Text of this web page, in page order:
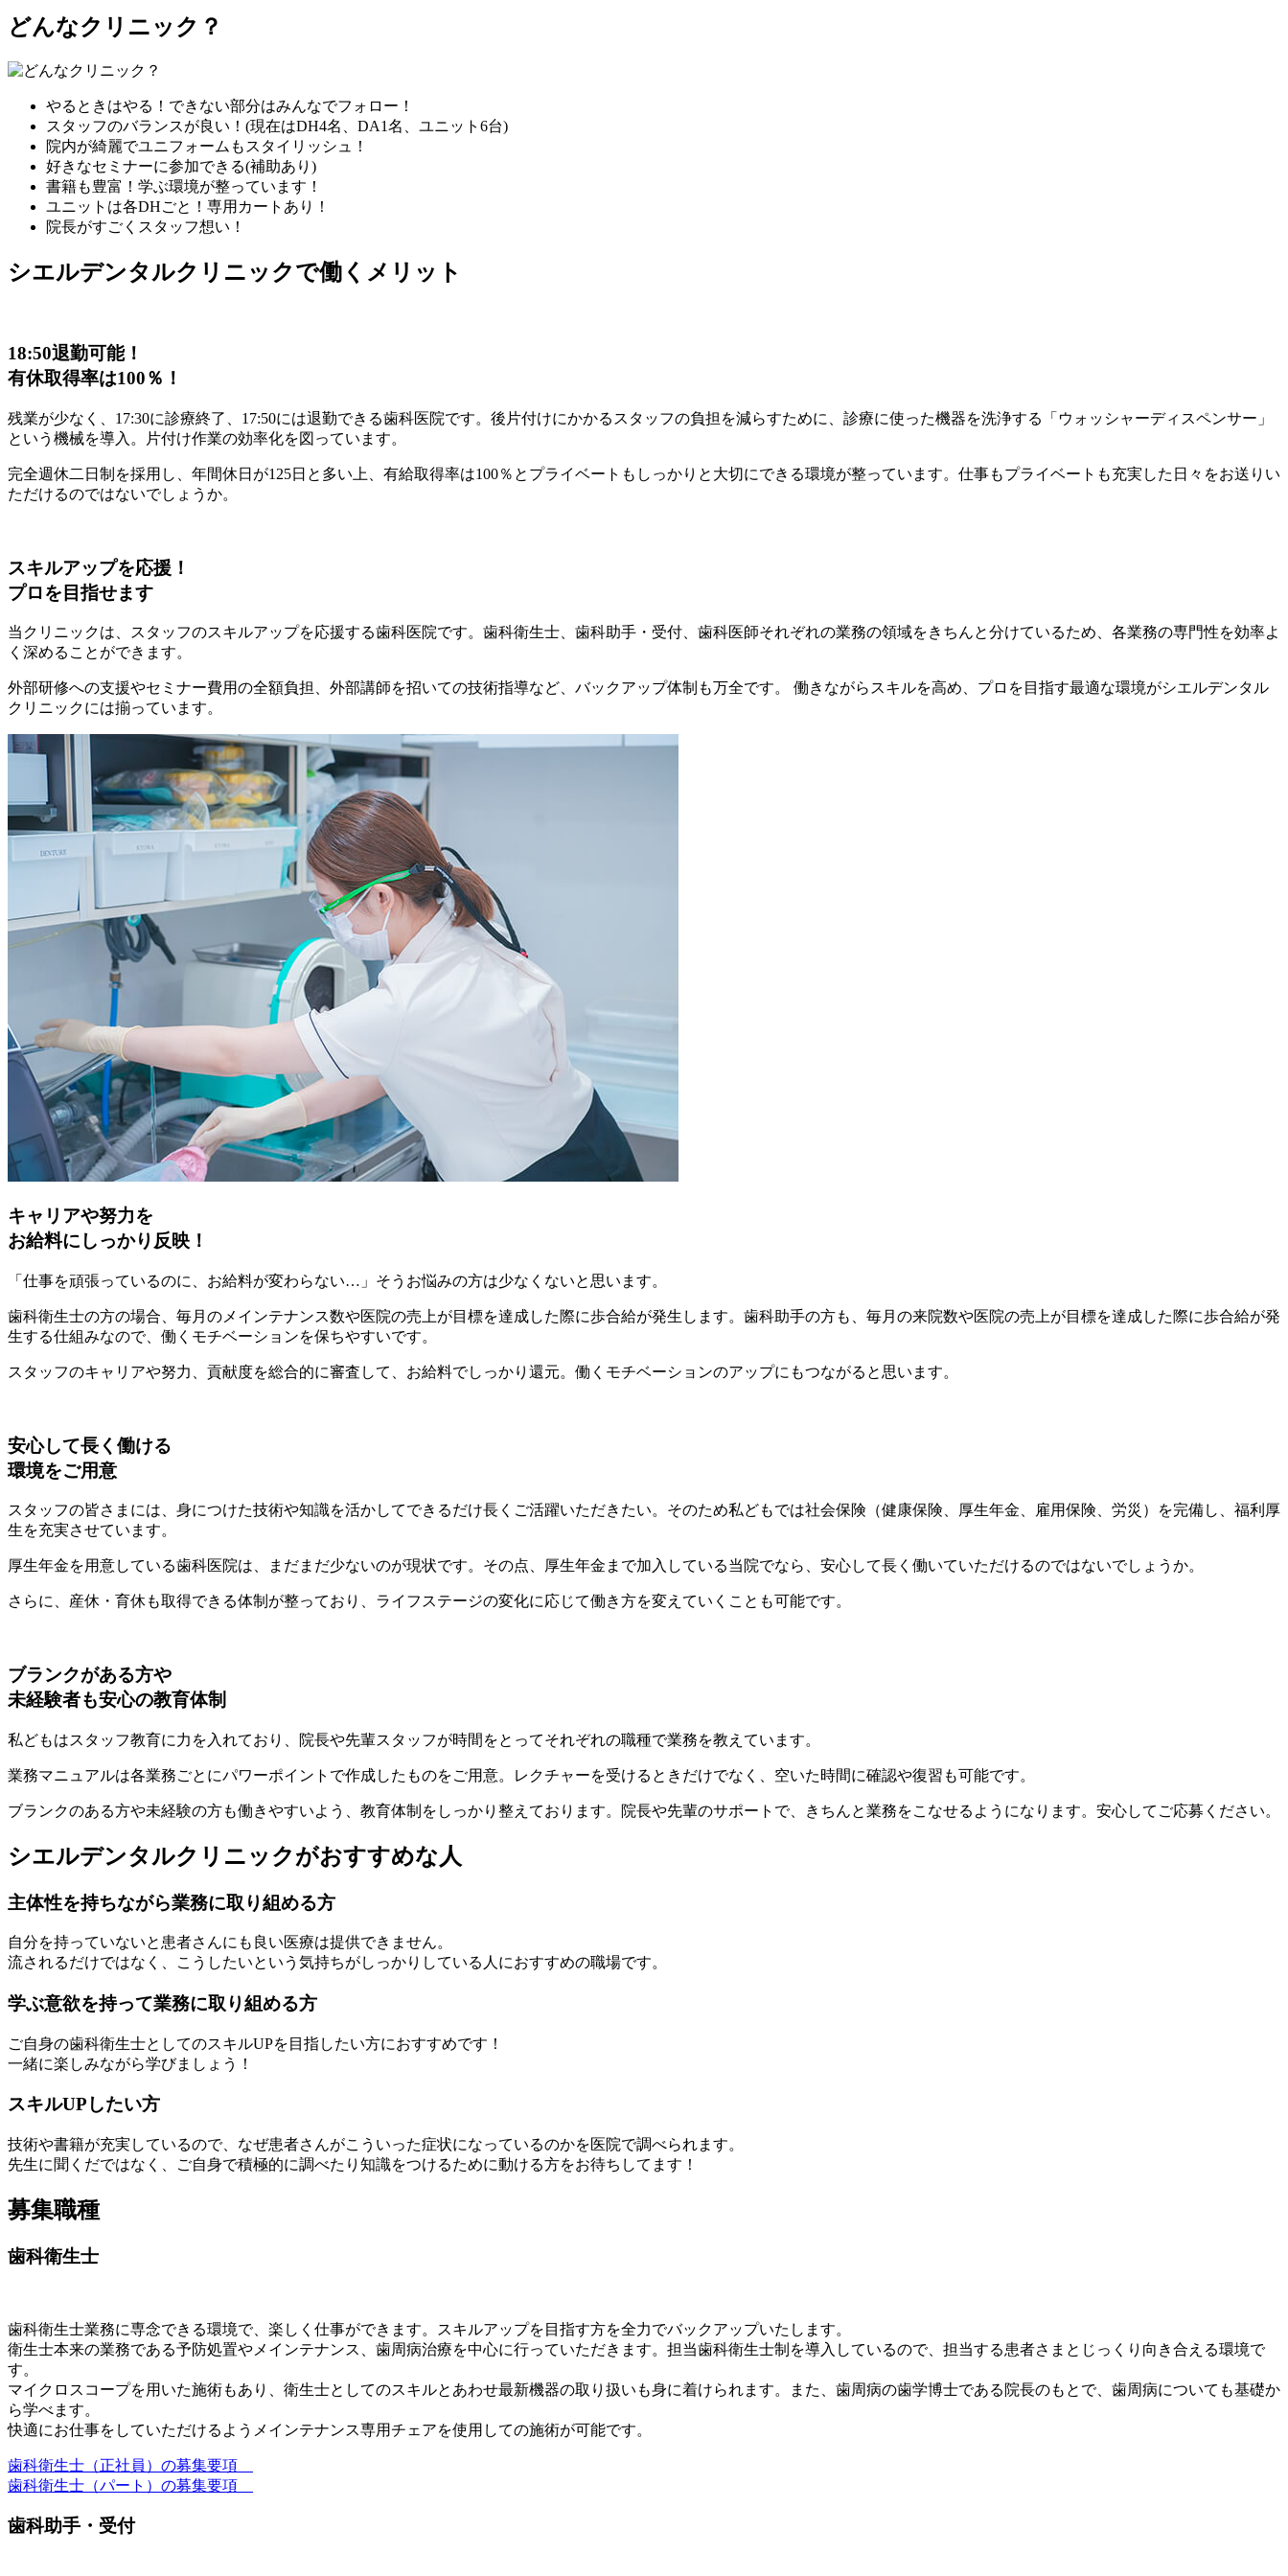
どんなクリニック？
やるときはやる！できない部分はみんなでフォロー！
スタッフのバランスが良い！(現在はDH4名、DA1名、ユニット6台)
院内が綺麗でユニフォームもスタイリッシュ！
好きなセミナーに参加できる(補助あり)
書籍も豊富！学ぶ環境が整っています！
ユニットは各DHごと！専用カートあり！
院長がすごくスタッフ想い！
シエルデンタルクリニックで働くメリット
18:50退勤可能！
有休取得率は100％！
残業が少なく、17:30に診療終了、17:50には退勤できる歯科医院です。後片付けにかかるスタッフの負担を減らすために、診療に使った機器を洗浄する「ウォッシャーディスペンサー」
という機械を導入。片付け作業の効率化を図っています。
完全週休二日制を採用し、年間休日が125日と多い上、有給取得率は100％とプライベートもしっかりと大切にできる環境が整っています。仕事もプライベートも充実した日々をお送りい
ただけるのではないでしょうか。
スキルアップを応援！
プロを目指せます
当クリニックは、スタッフのスキルアップを応援する歯科医院です。歯科衛生士、歯科助手・受付、歯科医師それぞれの業務の領域をきちんと分けているため、各業務の専門性を効率よ
く深めることができます。
外部研修への支援やセミナー費用の全額負担、外部講師を招いての技術指導など、バックアップ体制も万全です。 働きながらスキルを高め、プロを目指す最適な環境がシエルデンタル
クリニックには揃っています。
キャリアや努力を
お給料にしっかり反映！
「仕事を頑張っているのに、お給料が変わらない…」そうお悩みの方は少なくないと思います。
歯科衛生士の方の場合、毎月のメインテナンス数や医院の売上が目標を達成した際に歩合給が発生します。歯科助手の方も、毎月の来院数や医院の売上が目標を達成した際に歩合給が発
生する仕組みなので、働くモチベーションを保ちやすいです。
スタッフのキャリアや努力、貢献度を総合的に審査して、お給料でしっかり還元。働くモチベーションのアップにもつながると思います。
安心して長く働ける
環境をご用意
スタッフの皆さまには、身につけた技術や知識を活かしてできるだけ長くご活躍いただきたい。そのため私どもでは社会保険（健康保険、厚生年金、雇用保険、労災）を完備し、福利厚
生を充実させています。
厚生年金を用意している歯科医院は、まだまだ少ないのが現状です。その点、厚生年金まで加入している当院でなら、安心して長く働いていただけるのではないでしょうか。
さらに、産休・育休も取得できる体制が整っており、ライフステージの変化に応じて働き方を変えていくことも可能です。
ブランクがある方や
未経験者も安心の教育体制
私どもはスタッフ教育に力を入れており、院長や先輩スタッフが時間をとってそれぞれの職種で業務を教えています。
業務マニュアルは各業務ごとにパワーポイントで作成したものをご用意。レクチャーを受けるときだけでなく、空いた時間に確認や復習も可能です。
ブランクのある方や未経験の方も働きやすいよう、教育体制をしっかり整えております。院長や先輩のサポートで、きちんと業務をこなせるようになります。安心してご応募ください。
シエルデンタルクリニックがおすすめな人
主体性を持ちながら業務に取り組める方
自分を持っていないと患者さんにも良い医療は提供できません。
流されるだけではなく、こうしたいという気持ちがしっかりしている人におすすめの職場です。
学ぶ意欲を持って業務に取り組める方
ご自身の歯科衛生士としてのスキルUPを目指したい方におすすめです！
一緒に楽しみながら学びましょう！
スキルUPしたい方
技術や書籍が充実しているので、なぜ患者さんがこういった症状になっているのかを医院で調べられます。
先生に聞くだではなく、ご自身で積極的に調べたり知識をつけるために動ける方をお待ちしてます！
募集職種
歯科衛生士
歯科衛生士業務に専念できる環境で、楽しく仕事ができます。スキルアップを目指す方を全力でバックアップいたします。
衛生士本来の業務である予防処置やメインテナンス、歯周病治療を中心に行っていただきます。担当歯科衛生士制を導入しているので、担当する患者さまとじっくり向き合える環境で
す。
マイクロスコープを用いた施術もあり、衛生士としてのスキルとあわせ最新機器の取り扱いも身に着けられます。また、歯周病の歯学博士である院長のもとで、歯周病についても基礎か
ら学べます。
快適にお仕事をしていただけるようメインテナンス専用チェアを使用しての施術が可能です。
歯科衛生士（正社員）の募集要項
歯科衛生士（パート）の募集要項
歯科助手・受付